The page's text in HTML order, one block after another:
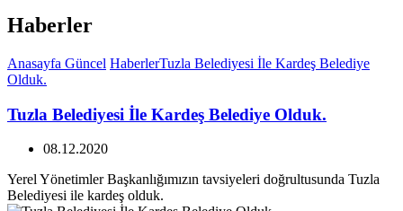
Haberler
Anasayfa Güncel HaberlerTuzla Belediyesi İle Kardeş Belediye
Olduk.
Tuzla Belediyesi İle Kardeş Belediye Olduk.
08.12.2020
Yerel Yönetimler Başkanlığımızın tavsiyeleri doğrultusunda Tuzla
Belediyesi ile kardeş olduk.